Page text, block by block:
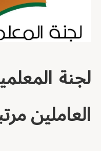
لجنة
العاملين